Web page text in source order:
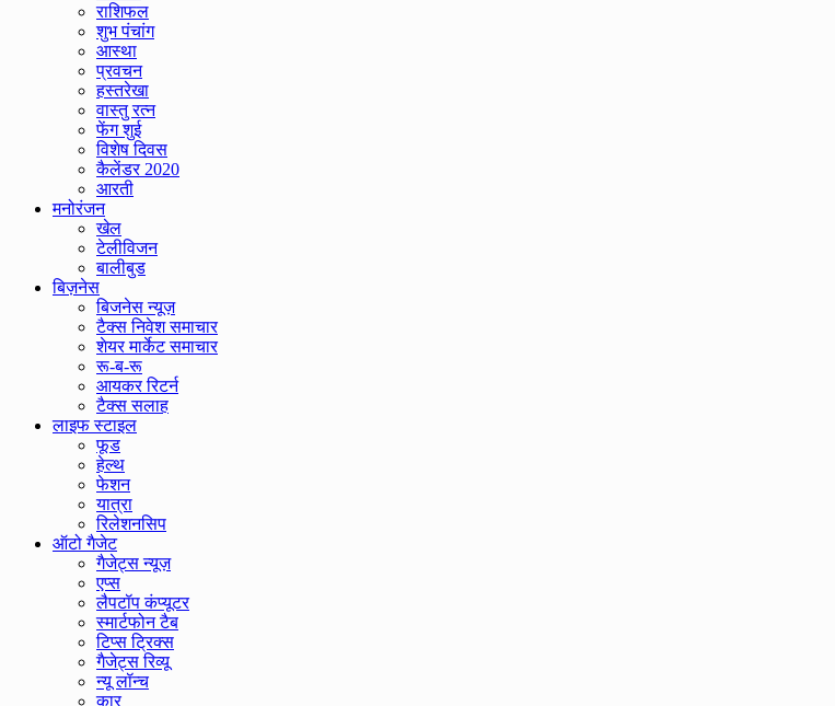
राशिफल
शुभ पंचांग
आस्था
प्रवचन
हस्तरेखा
वास्तु रत्न
फेंग शुई
विशेष दिवस
कैलेंडर 2020
आरती
मनोरंजन
खेल
टेलीविजन
बालीबुड
बिज़नेस
बिजनेस न्यूज़
टैक्स निवेश समाचार
शेयर मार्केट समाचार
रू-ब-रू
आयकर रिटर्न
टैक्स सलाह
लाइफ स्टाइल
फूड
हेल्थ
फेशन
यात्रा
रिलेशनसिप
ऑटो गैजेट
गैजेट्स न्यूज़
एप्स
लैपटॉप कंप्यूटर
स्मार्टफोन टैब
टिप्स ट्रिक्स
गैजेट्स रिव्यू
न्यू लॉन्च
कार